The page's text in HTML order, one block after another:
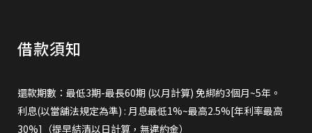
借款須知
還款期數：最低3期-最長60期 (以月計算) 免綁約3個月~5年。
利息(以當舖法規定為準) : 月息最低1%~最高2.5%[年利率最高
30%]（提早結清以日計算，無違約金）